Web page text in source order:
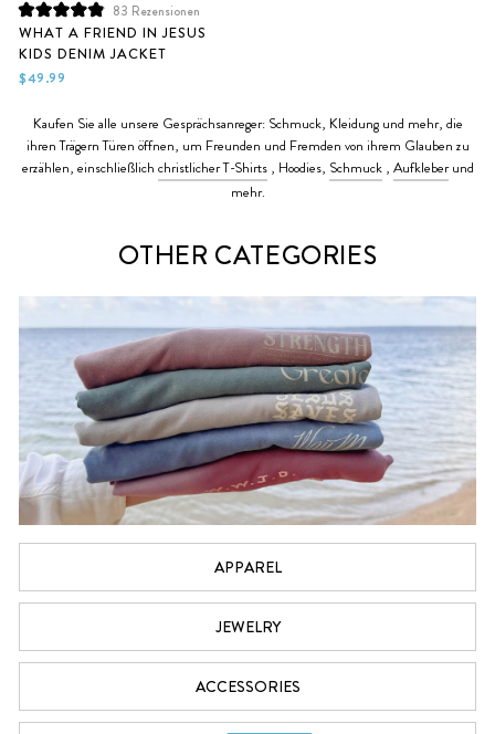
Mit
4.9
von
5
Sternen
83 Rezensionen
WHAT A FRIEND IN JESUS
KIDS DENIM JACKET
$49.99
Kaufen Sie alle unsere Gesprächsanreger: Schmuck, Kleidung und mehr, die
ihren Trägern Türen öffnen, um Freunden und Fremden von ihrem Glauben zu
erzählen, einschließlich christlicher T-Shirts, Hoodies, Schmuck, Aufkleberund
mehr.
OTHER CATEGORIES
APPAREL
JEWELRY
ACCESSORIES